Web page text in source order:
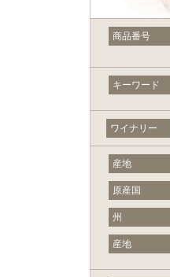
商品番号
キーワード
ワイナリー
産地
原産国
州
産地